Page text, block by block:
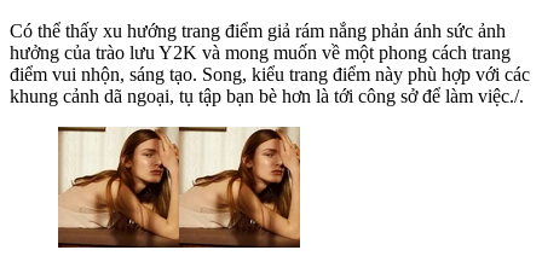
Có thể thấy xu hướng trang điểm giả rám nắng phản ánh sức ảnh
hưởng của trào lưu Y2K và mong muốn về một phong cách trang
điểm vui nhộn, sáng tạo. Song, kiểu trang điểm này phù hợp với các
khung cảnh dã ngoại, tụ tập bạn bè hơn là tới công sở để làm việc./.